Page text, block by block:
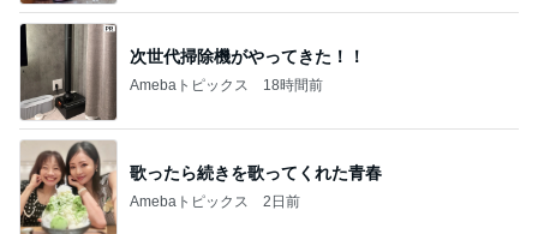
次世代掃除機がやってきた！！
Amebaトピックス 18時間前
歌ったら続きを歌ってくれた青春
Amebaトピックス 2日前